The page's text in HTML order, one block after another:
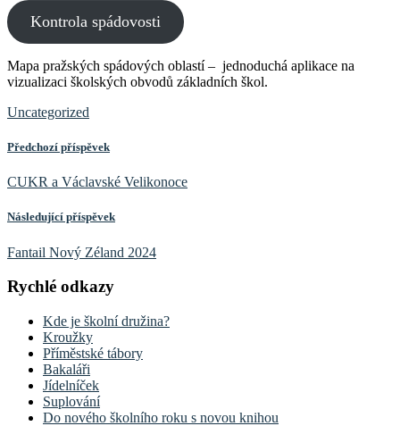
Kontrola spádovosti
Mapa pražských spádových oblastí – jednoduchá aplikace na
vizualizaci školských obvodů základních škol.
Uncategorized
Předchozí příspěvek
CUKR a Václavské Velikonoce
Následující příspěvek
Fantail Nový Zéland 2024
Rychlé odkazy
Kde je školní družina?
Kroužky
Příměstské tábory
Bakaláři
Jídelníček
Suplování
Do nového školního roku s novou knihou